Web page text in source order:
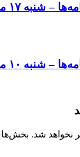
شنبه ۱۷ مرداد
۱۰ مرداد
نخواهد شد.